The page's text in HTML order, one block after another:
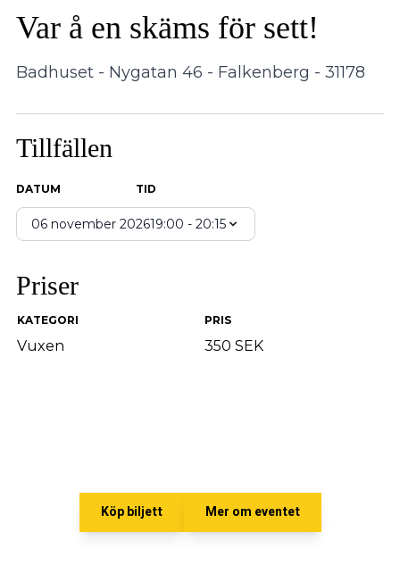
Var å en skäms för sett!
Badhuset - Nygatan 46 - Falkenberg - 31178
Tillfällen
DATUM TID
06 november 202619:00 - 20:15
Priser
KATEGORI PRIS
Vuxen 350 SEK
Köp biljett Mer om eventet